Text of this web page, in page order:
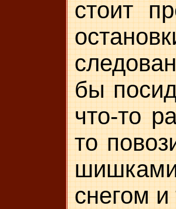
стоит
бы
что-то
то
снегом и